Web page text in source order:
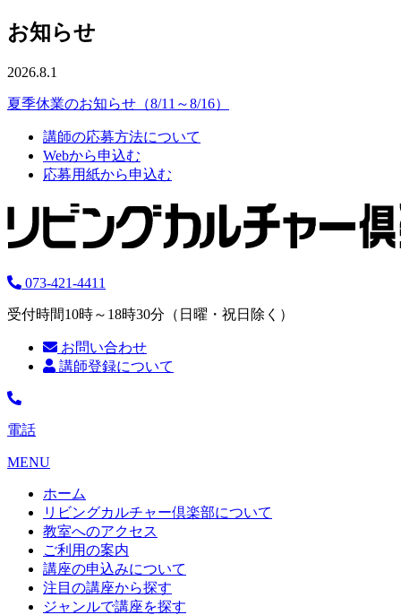
お知らせ
2026.8.1
夏季休業のお知らせ（8/11～8/16）
講師の応募方法について
Webから申込む
応募用紙から申込む
073-421-4411
受付時間10時～18時30分（日曜・祝日除く）
お問い合わせ
講師登録について
電話
MENU
ホーム
リビングカルチャー倶楽部について
教室へのアクセス
ご利用の案内
講座の申込みについて
注目の講座から探す
ジャンルで講座を探す